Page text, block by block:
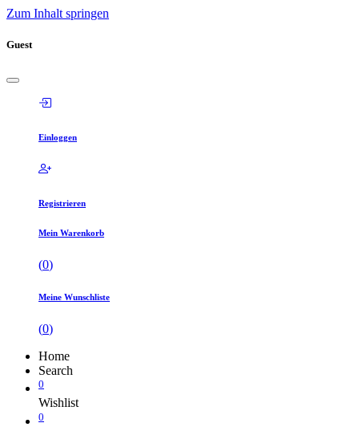
Zum Inhalt springen
Guest
Einloggen
Registrieren
Mein Warenkorb
(0)
Meine Wunschliste
(0)
Home
Search
0
Wishlist
0